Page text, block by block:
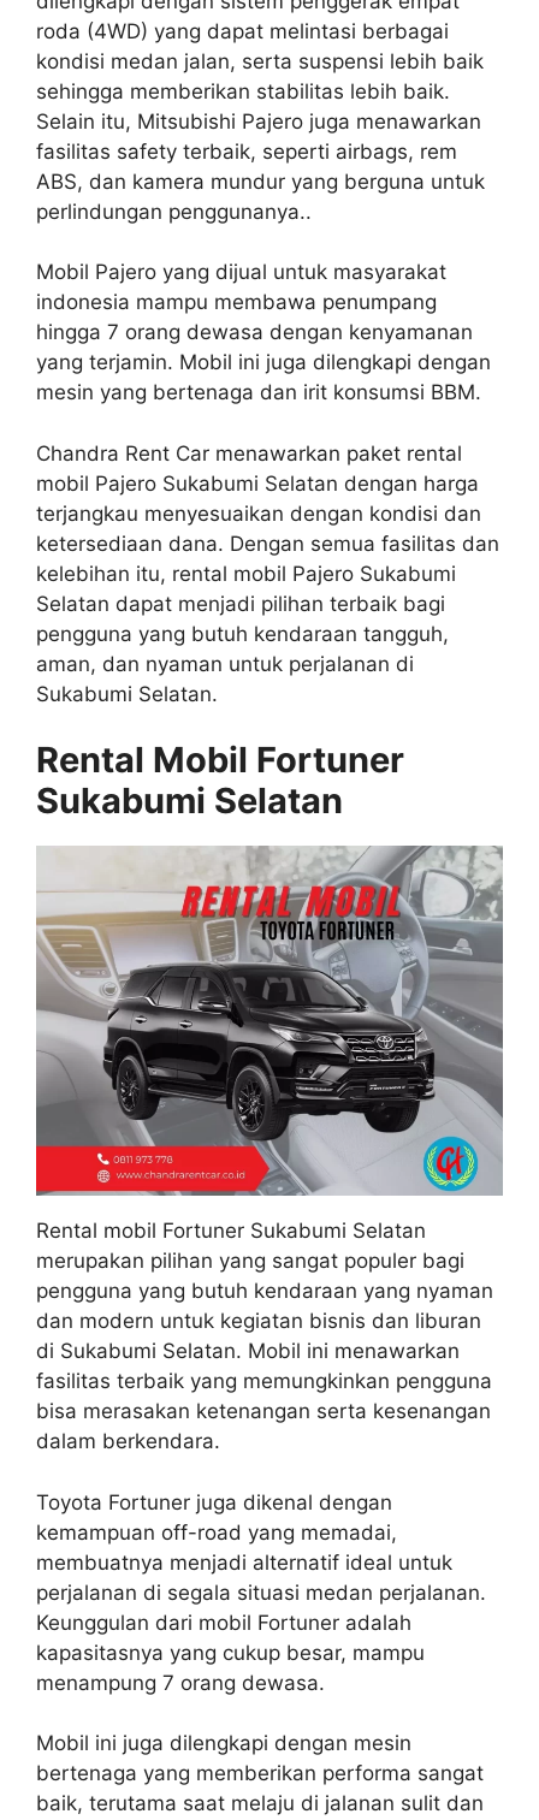
roda (4WD) yang dapat melintasi berbagai
kondisi medan jalan, serta suspensi lebih baik
sehingga memberikan stabilitas lebih baik.
Selain itu, Mitsubishi Pajero juga menawarkan
fasilitas safety terbaik, seperti airbags, rem
ABS, dan kamera mundur yang berguna untuk
perlindungan penggunanya..
Mobil Pajero yang dijual untuk masyarakat
indonesia mampu membawa penumpang
hingga 7 orang dewasa dengan kenyamanan
yang terjamin. Mobil ini juga dilengkapi dengan
mesin yang bertenaga dan irit konsumsi BBM.
Chandra Rent Car menawarkan paket rental
mobil Pajero Sukabumi Selatan dengan harga
terjangkau menyesuaikan dengan kondisi dan
ketersediaan dana. Dengan semua fasilitas dan
kelebihan itu, rental mobil Pajero Sukabumi
Selatan dapat menjadi pilihan terbaik bagi
pengguna yang butuh kendaraan tangguh,
aman, dan nyaman untuk perjalanan di
Sukabumi Selatan.
Rental Mobil Fortuner
Sukabumi Selatan
Rental mobil Fortuner Sukabumi Selatan
merupakan pilihan yang sangat populer bagi
pengguna yang butuh kendaraan yang nyaman
dan modern untuk kegiatan bisnis dan liburan
di Sukabumi Selatan. Mobil ini menawarkan
fasilitas terbaik yang memungkinkan pengguna
bisa merasakan ketenangan serta kesenangan
dalam berkendara.
Toyota Fortuner juga dikenal dengan
kemampuan off-road yang memadai,
membuatnya menjadi alternatif ideal untuk
perjalanan di segala situasi medan perjalanan.
Keunggulan dari mobil Fortuner adalah
kapasitasnya yang cukup besar, mampu
menampung 7 orang dewasa.
Mobil ini juga dilengkapi dengan mesin
bertenaga yang memberikan performa sangat
baik, terutama saat melaju di jalanan sulit dan